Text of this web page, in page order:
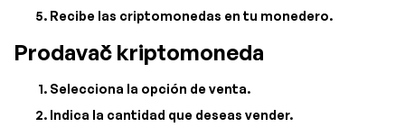
Recibe las criptomonedas en tu monedero.
Prodavač kriptomoneda
Selecciona la opción de venta.
Indica la cantidad que deseas vender.